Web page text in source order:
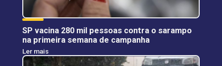
SP vacina 280 mil pessoas contra o sarampo
na primeira semana de campanha
Ler mais